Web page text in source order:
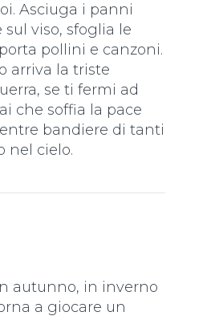
Asciuga i panni
viso, sfoglia le
pollini e canzoni.
arriva la triste
se ti fermi ad
che soffia la pace
bandiere di tanti
nel cielo.
autunno, in inverno
a giocare un